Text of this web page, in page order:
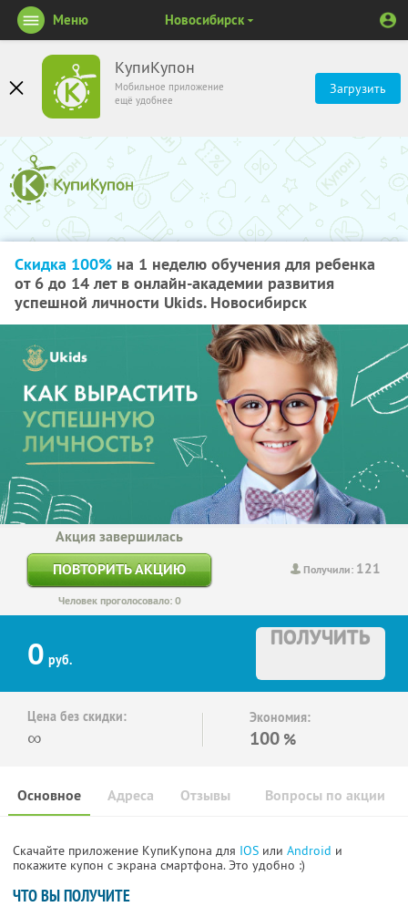
КупиКупон
Мобильное приложение
ещё удобнее
Загрузить
Меню Новосибирск
Скидка 100% на 1 неделю обучения для ребенка
от 6 до 14 лет в онлайн-академии развития
успешной личности Ukids. Новосибирск
Получили: 121
Акция завершилась
ПОВТОРИТЬ АКЦИЮ
Человек проголосовало: 0
0 руб.
ПОЛУЧИТЬ
Цена без скидки:
∞
Экономия:
100 %
Основное Отзывы Вопросы по акции
Адреса
Скачайте приложение КупиКупона для IOS или Android и
покажите купон с экрана смартфона. Это удобно :)
ЧТО ВЫ ПОЛУЧИТЕ